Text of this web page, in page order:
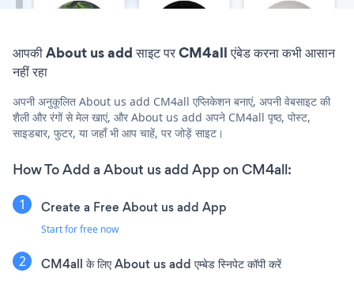
आपकी About us add साइट पर CM4all एंबेड करना कभी आसान
नहीं रहा
अपनी अनुकूलित About us add CM4all एप्लिकेशन बनाएं, अपनी वेबसाइट की
शैली और रंगों से मेल खाएं, और About us add अपने CM4all पृष्ठ, पोस्ट,
साइडबार, फुटर, या जहाँ भी आप चाहें, पर जोड़ें साइट।
How To Add a About us add App on CM4all:
Create a Free About us add App
Start for free now
CM4all के लिए About us add एम्बेड स्निपेट कॉपी करें